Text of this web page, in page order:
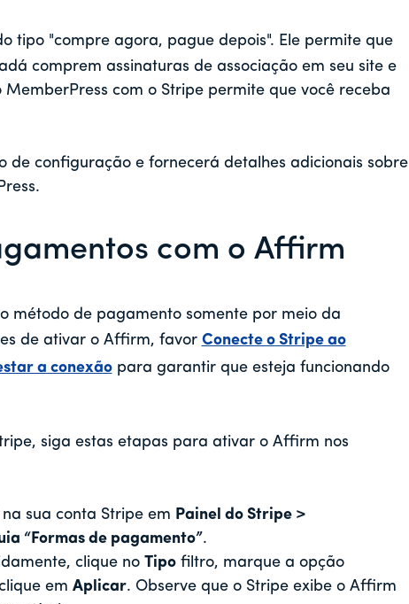
tipo "compre agora, pague depois". Ele permite que
comprem assinaturas de associação em seu site e
com o Stripe permite que você receba
de configuração e fornecerá detalhes adicionais sobre
com o Affirm
método de pagamento somente por meio da
de ativar o Affirm, favor Conecte o Stripe ao
a conexãopara garantir que esteja funcionando
siga estas etapas para ativar o Affirm nos
sua conta Stripe em Painel do Stripe >
“Formas de pagamento”.
clique no Tipofiltro, marque a opção
em Aplicar. Observe que o Stripe exibe o Affirm